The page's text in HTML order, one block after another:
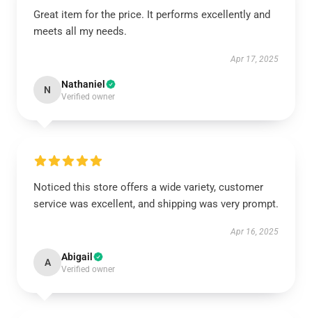
Great item for the price. It performs excellently and
meets all my needs.
Apr 17, 2025
N Nathaniel
Verified owner
Noticed this store offers a wide variety, customer
service was excellent, and shipping was very prompt.
Apr 16, 2025
A Abigail
Verified owner